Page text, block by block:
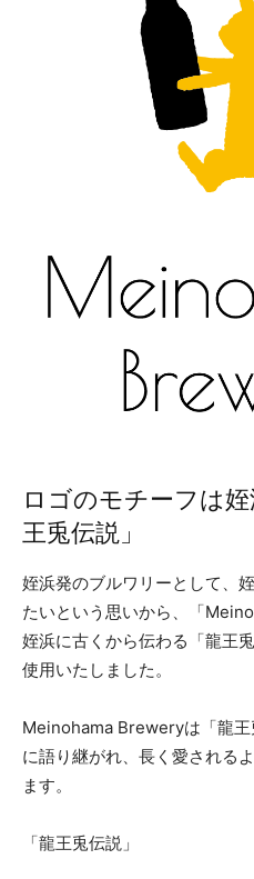
ロゴのモチーフは
王兎伝説」
姪浜発のブルワリーとして、
たいという思いから、「
姪浜に古くから伝わる「龍王
使用いたしました。
Meinohama Breweryは「龍
に語り継がれ、長く愛される
ます。
「龍王兎伝説」